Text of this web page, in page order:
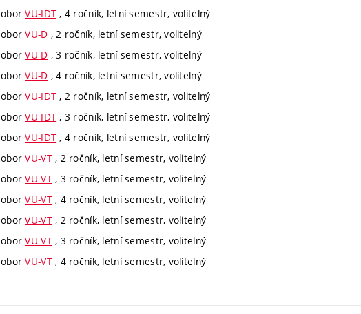
oborVU-IDT , 4 ročník, letní semestr, volitelný
oborVU-D , 2 ročník, letní semestr, volitelný
oborVU-D , 3 ročník, letní semestr, volitelný
oborVU-D , 4 ročník, letní semestr, volitelný
oborVU-IDT , 2 ročník, letní semestr, volitelný
oborVU-IDT , 3 ročník, letní semestr, volitelný
oborVU-IDT , 4 ročník, letní semestr, volitelný
oborVU-VT, 2 ročník, letní semestr, volitelný
oborVU-VT, 3 ročník, letní semestr, volitelný
oborVU-VT, 4 ročník, letní semestr, volitelný
oborVU-VT, 2 ročník, letní semestr, volitelný
oborVU-VT, 3 ročník, letní semestr, volitelný
oborVU-VT, 4 ročník, letní semestr, volitelný